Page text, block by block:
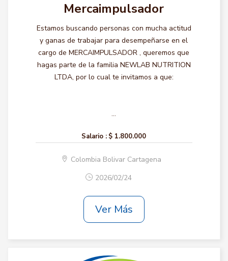
Mercaimpulsador
Estamos buscando personas con mucha actitud
y ganas de trabajar para desempeñarse en el
cargo de MERCAIMPULSADOR , queremos que
hagas parte de la familia NEWLAB NUTRITION
LTDA, por lo cual te invitamos a que:
...
Salario : $ 1.800.000
Colombia Bolivar Cartagena
2026/02/24
Ver Más